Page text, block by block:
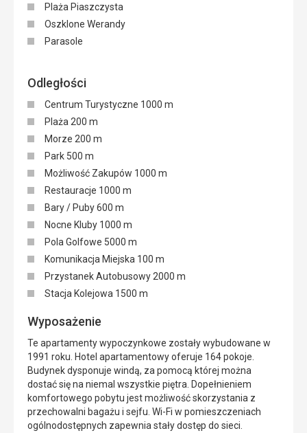
Plaża Piaszczysta
Oszklone Werandy
Parasole
Odległości
Centrum Turystyczne 1000 m
Plaża 200 m
Morze 200 m
Park 500 m
Możliwość Zakupów 1000 m
Restauracje 1000 m
Bary / Puby 600 m
Nocne Kluby 1000 m
Pola Golfowe 5000 m
Komunikacja Miejska 100 m
Przystanek Autobusowy 2000 m
Stacja Kolejowa 1500 m
Wyposażenie
Te apartamenty wypoczynkowe zostały wybudowane w
1991 roku. Hotel apartamentowy oferuje 164 pokoje.
Budynek dysponuje windą, za pomocą której można
dostać się na niemal wszystkie piętra. Dopełnieniem
komfortowego pobytu jest możliwość skorzystania z
przechowalni bagażu i sejfu. Wi-Fi w pomieszczeniach
ogólnodostępnych zapewnia stały dostęp do sieci.